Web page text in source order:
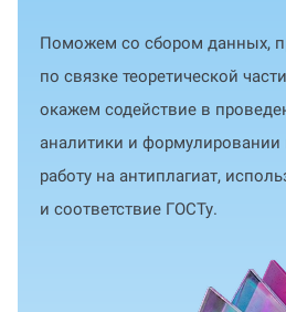
Поможем со сбором данных,
по связке теоретической
окажем содействие в
аналитики и
работу на антиплагиат,
и соответствие ГОСТу.